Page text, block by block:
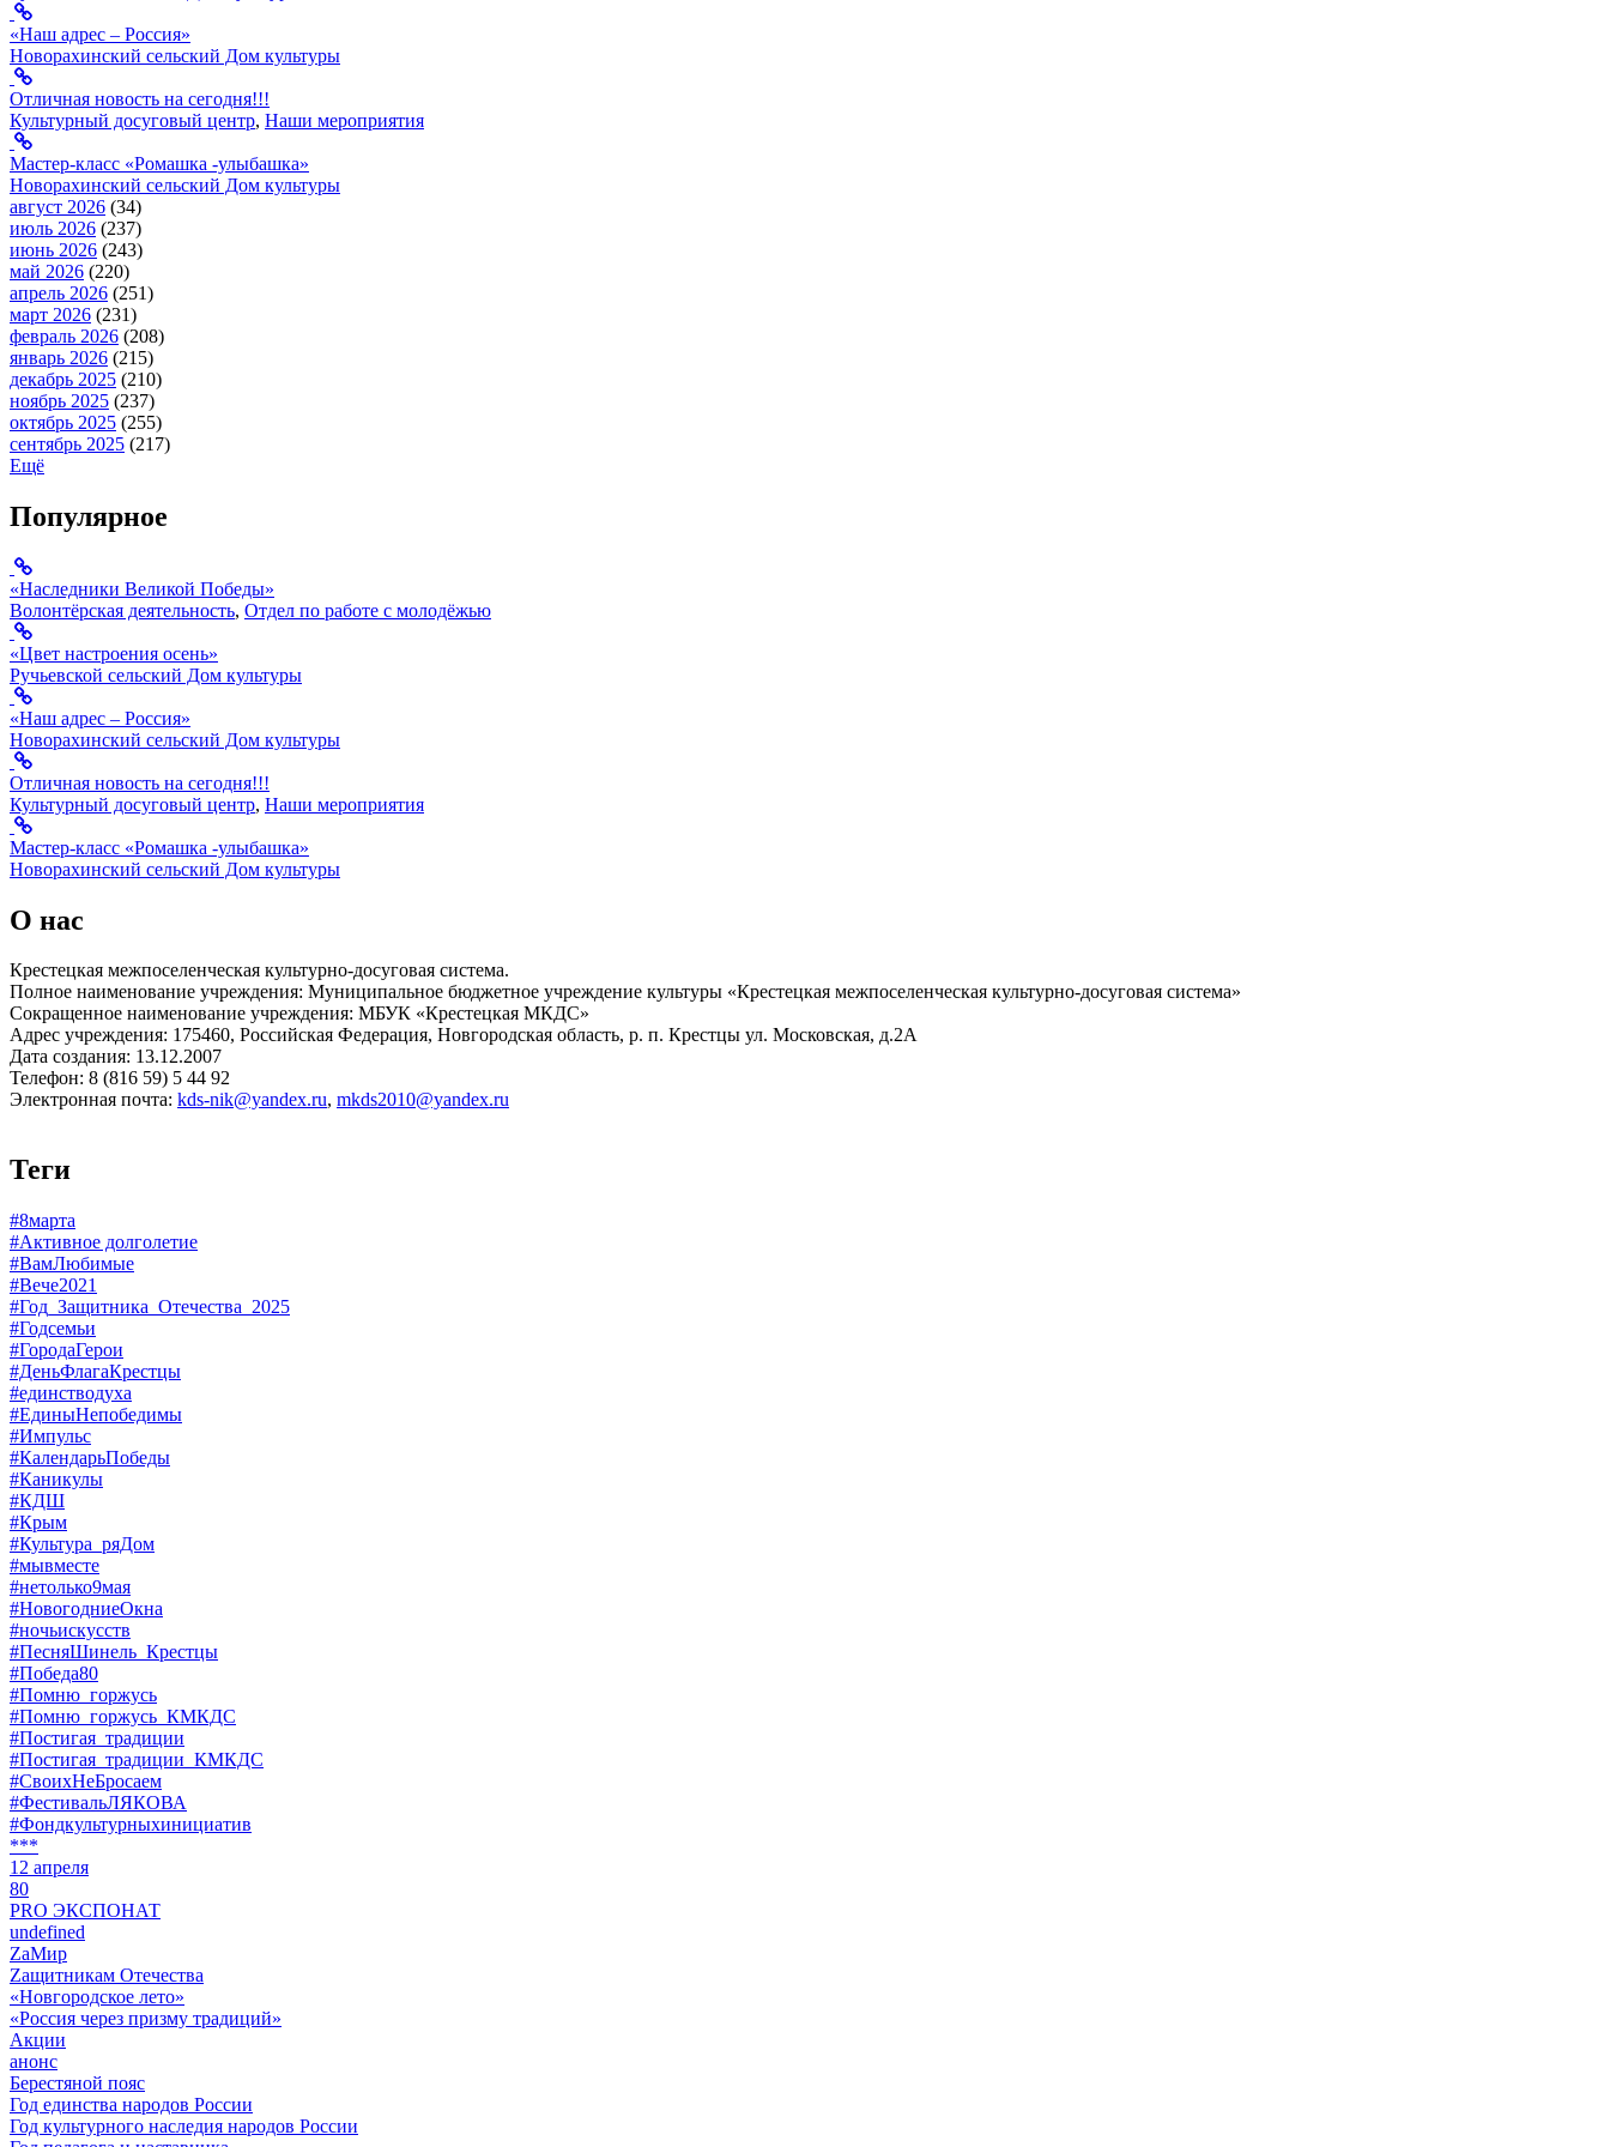
«Наш адрес – Россия»
Новорахинский сельский Дом культуры
Отличная новость на сегодня!!!
Культурный досуговый центр, Наши мероприятия
Мастер-класс «Ромашка -улыбашка»
Новорахинский сельский Дом культуры
август 2026 (34)
июль 2026 (237)
июнь 2026 (243)
май 2026 (220)
апрель 2026 (251)
март 2026 (231)
февраль 2026 (208)
январь 2026 (215)
декабрь 2025 (210)
ноябрь 2025 (237)
октябрь 2025 (255)
сентябрь 2025 (217)
Ещё
Популярное
«Наследники Великой Победы»
Волонтёрская деятельность, Отдел по работе с молодёжью
«Цвет настроения осень»
Ручьевской сельский Дом культуры
«Наш адрес – Россия»
Новорахинский сельский Дом культуры
Отличная новость на сегодня!!!
Культурный досуговый центр, Наши мероприятия
Мастер-класс «Ромашка -улыбашка»
Новорахинский сельский Дом культуры
О нас
Крестецкая межпоселенческая культурно-досуговая система.
Полное наименование учреждения: Муниципальное бюджетное учреждение культуры «Крестецкая межпоселенческая культурно-досуговая система»
Сокращенное наименование учреждения: МБУК «Крестецкая МКДС»
Адрес учреждения: 175460, Российская Федерация, Новгородская область, р. п. Крестцы ул. Московская, д.2А
Дата создания: 13.12.2007
Телефон: 8 (816 59) 5 44 92
Электронная почта: kds-nik@yandex.ru, mkds2010@yandex.ru
Теги
#8марта
#Активное долголетие
#ВамЛюбимые
#Вече2021
#Год_Защитника_Отечества_2025
#Годсемьи
#ГородаГерои
#ДеньФлагаКрестцы
#единстводуха
#ЕдиныНепобедимы
#Импульс
#КалендарьПобеды
#Каникулы
#КДШ
#Крым
#Культура_ряДом
#мывместе
#нетолько9мая
#НовогодниеОкна
#ночьискусств
#ПесняШинель_Крестцы
#Победа80
#Помню_горжусь
#Помню_горжусь_КМКДС
#Постигая_традиции
#Постигая_традиции_КМКДС
#СвоихНеБросаем
#ФестивальЛЯКОВА
#Фондкультурныхинициатив
***
12 апреля
80
PRO ЭКСПОНАТ
undefined
ZaМир
Zащитникам Отечества
«Новгородское лето»
«Россия через призму традиций»
Акции
анонс
Берестяной пояс
Год единства народов России
Год культурного наследия народов России